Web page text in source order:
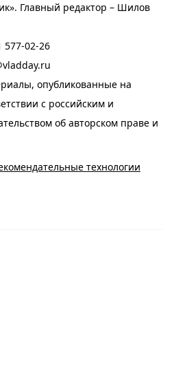
Главный редактор – Шилов
577-02-26
опубликованные на
с российским и
об авторском праве и
технологии